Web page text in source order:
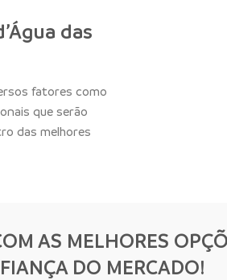
das
fatores como
que serão
das melhores
AS MELHORES
DO MERCADO!